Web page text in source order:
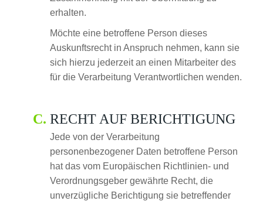
erhalten.
Möchte eine betroffene Person dieses
Auskunftsrecht in Anspruch nehmen, kann sie
sich hierzu jederzeit an einen Mitarbeiter des
für die Verarbeitung Verantwortlichen wenden.
RECHT AUF BERICHTIGUNG
Jede von der Verarbeitung
personenbezogener Daten betroffene Person
hat das vom Europäischen Richtlinien- und
Verordnungsgeber gewährte Recht, die
unverzügliche Berichtigung sie betreffender